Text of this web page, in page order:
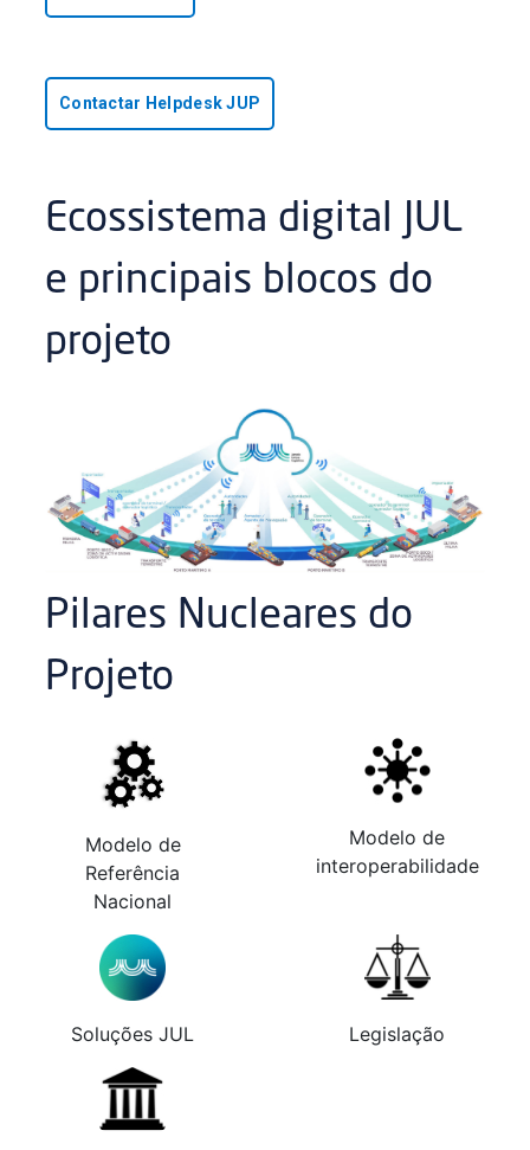
Contactar Helpdesk JUP
Ecossistema digital JUL
e principais blocos do
projeto
Pilares Nucleares do
Projeto
Modelo de
Referência
Nacional
Modelo de
interoperabilidade
Soluções JUL Legislação